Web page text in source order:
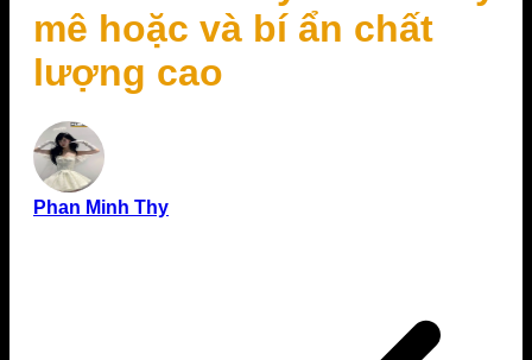
mê hoặc và bí ẩn chất
lượng cao
Phan Minh Thy